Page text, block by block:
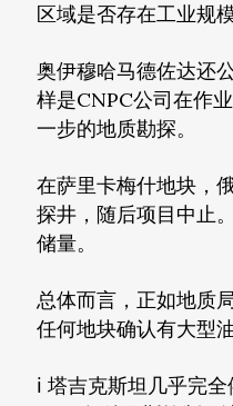
区域是否存在工业规
奥伊穆哈马德佐达还
样是CNPC公司在作
一步的地质勘探。
在萨里卡梅什地块，
探井，随后项目中止
储量。
总体而言，正如地质
任何地块确认有大型油
ℹ️ 塔吉克斯坦几乎完